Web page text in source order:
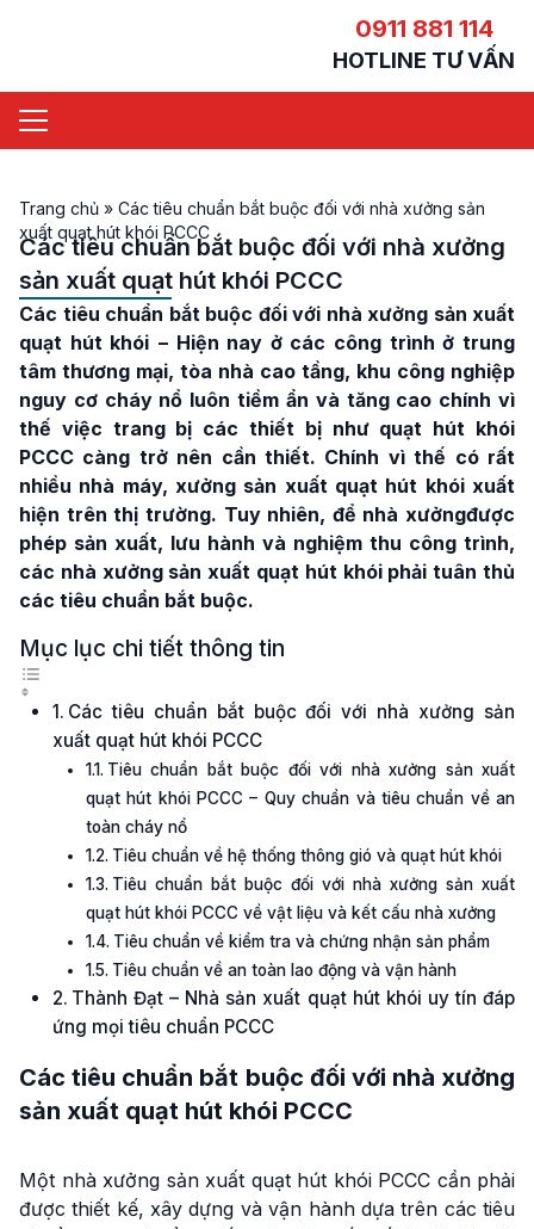
0911 881 114
HOTLINE TƯ VẤN
Trang chủ » Các tiêu chuẩn bắt buộc đối với nhà xưởng sản
xuất quạt hút khói PCCC
Các tiêu chuẩn bắt buộc đối với nhà xưởng
sản xuất quạt hút khói PCCC
Các tiêu chuẩn bắt buộc đối với nhà xưởng sản xuất
quạt hút khói – Hiện nay ở các công trình ở trung
tâm thương mại, tòa nhà cao tầng, khu công nghiệp
nguy cơ cháy nổ luôn tiềm ẩn và tăng cao chính vì
thế việc trang bị các thiết bị như quạt hút khói
PCCC càng trở nên cần thiết. Chính vì thế có rất
nhiều nhà máy, xưởng sản xuất quạt hút khói xuất
hiện trên thị trường. Tuy nhiên, để nhà xưởngđược
phép sản xuất, lưu hành và nghiệm thu công trình,
các nhà xưởng sản xuất quạt hút khói phải tuân thủ
các tiêu chuẩn bắt buộc.
Mục lục chi tiết thông tin
Các tiêu chuẩn bắt buộc đối với nhà xưởng sản
xuất quạt hút khói PCCC
Tiêu chuẩn bắt buộc đối với nhà xưởng sản xuất
quạt hút khói PCCC – Quy chuẩn và tiêu chuẩn về an
toàn cháy nổ
Tiêu chuẩn về hệ thống thông gió và quạt hút khói
Tiêu chuẩn bắt buộc đối với nhà xưởng sản xuất
quạt hút khói PCCC về vật liệu và kết cấu nhà xưởng
Tiêu chuẩn về kiểm tra và chứng nhận sản phẩm
Tiêu chuẩn về an toàn lao động và vận hành
Thành Đạt – Nhà sản xuất quạt hút khói uy tín đáp
ứng mọi tiêu chuẩn PCCC
Các tiêu chuẩn bắt buộc đối với nhà xưởng
sản xuất quạt hút khói PCCC
Một nhà xưởng sản xuất quạt hút khói PCCC cần phải
được thiết kế, xây dựng và vận hành dựa trên các tiêu